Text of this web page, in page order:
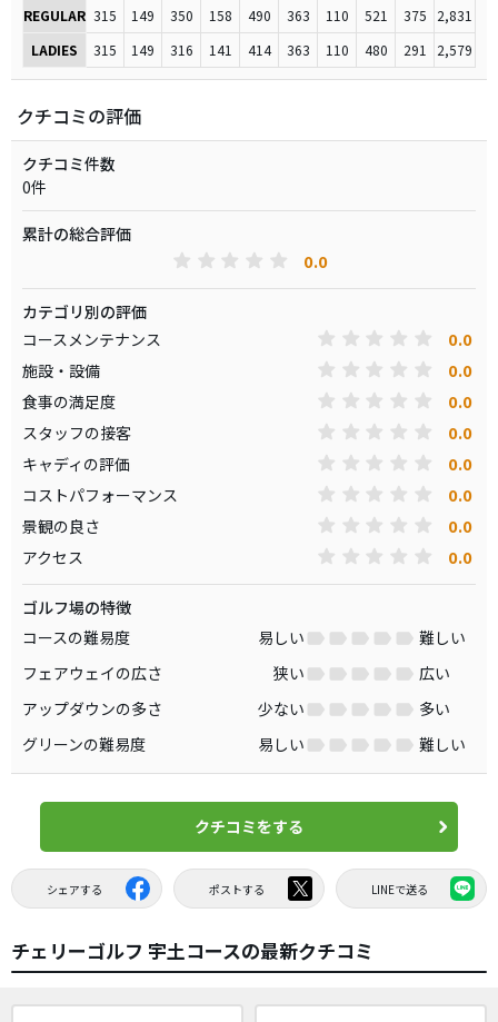
REGULAR 315 149 350 158 490 363 110 521 375
2,831
LADIES
315 149 316 141 414 363 110 480 291 2,579
クチコミの評価
クチコミ件数
0件
累計の総合評価
0.0
カテゴリ別の評価
コースメンテナンス
0.0
施設・設備 0.0
食事の満足度 0.0
スタッフの接客 0.0
キャディの評価 0.0
コストパフォーマンス 0.0
景観の良さ 0.0
アクセス 0.0
ゴルフ場の特徴
コースの難易度
易しい
難しい
フェアウェイの広さ
狭い
広い
アップダウンの多さ
少ない
多い
グリーンの難易度
易しい 難しい
クチコミをする
シェアする ポストする LINEで送る
チェリーゴルフ 宇土コースの最新クチコミ